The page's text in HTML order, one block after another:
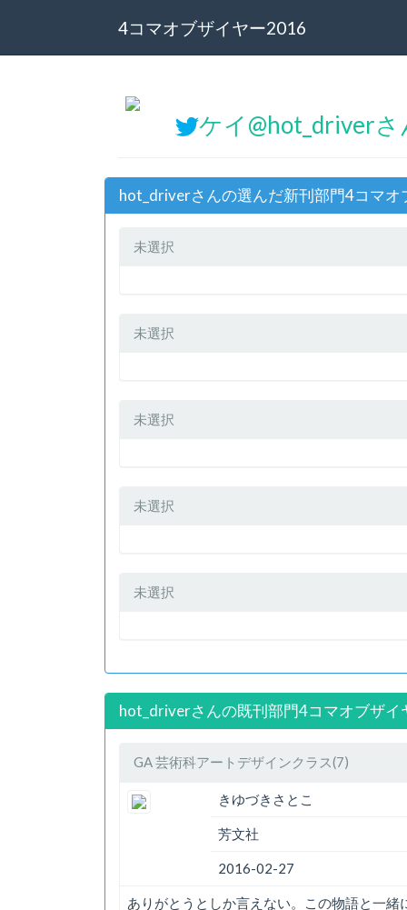
4コマオブザイヤー2016
ケイ@hot_driverさ
hot_driverさんの選んだ新刊部門4コマ
未選択
未選択
未選択
未選択
未選択
hot_driverさんの既刊部門4コマオブザイ
GA 芸術科アートデザインクラス(7)
きゆづきさとこ
芳文社
2016-02-27
ありがとうとしか言えない。この物語と一